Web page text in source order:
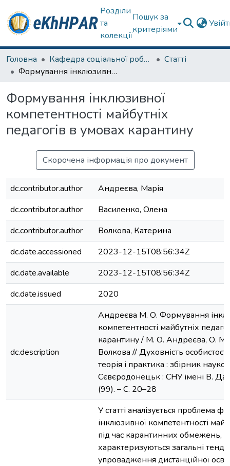
Розділи
та
колекції
Пошук за
критеріями
Головна Кафедра соціальної роботи
Статті
Формування інклюзивної компетентності майбутніх педагогів в умовах карантину
Формування інклюзивної
компетентності майбутніх
педагогів в умовах карантину
Скорочена інформація про документ
dc.contributor.author
Андреєва, Марія
dc.contributor.author
Василенко, Олена
dc.contributor.author
Волкова, Катерина
dc.date.accessioned
2023-12-15T08:56:34Z
dc.date.available
2023-12-15T08:56:34Z
dc.date.issued
2020
dc.description
Андреєва М. О. Формування
компетентності майбутніх
карантину / М. О. Андреєва, О. М.
Волкова // Духовність
теорія і практика : збірник
Сєвєродонецьк : СНУ імені В.
(99). – С. 20–28
У статті аналізується проблема
інклюзивної компетентності
під час карантинних обмежень,
характеризуються загальні
упровадження дистанційної